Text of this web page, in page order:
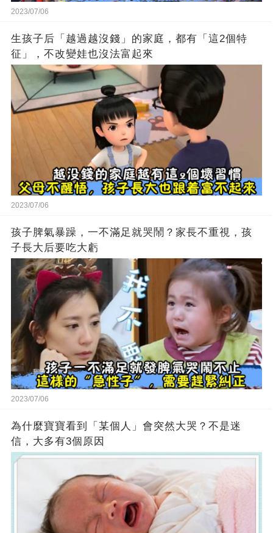
2023/07/06
生孩子后「越過越沒錢」的家庭，都有「這2個特
征」，不改變娃也沒法富起來
2023/07/06
孩子脾氣暴躁，一不滿足就哭鬧？家長不重視，孩
子長大后要吃大虧
2023/07/06
為什麼寶寶看到「某個人」會突然大哭？不是迷
信，大多有3個原因